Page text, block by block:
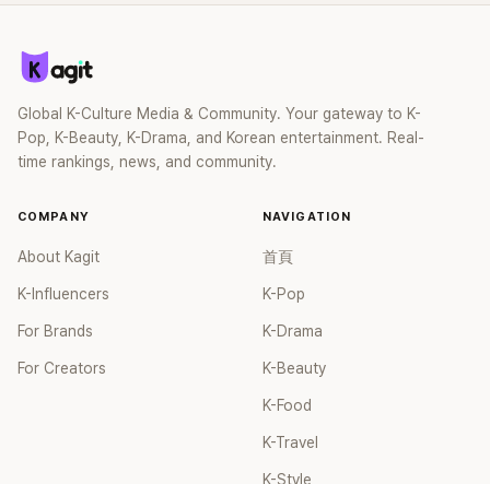
Global K-Culture Media & Community. Your gateway to K-
Pop, K-Beauty, K-Drama, and Korean entertainment. Real-
time rankings, news, and community.
COMPANY
About Kagit
K-Influencers
For Brands
For Creators
NAVIGATION
首頁
K-Pop
K-Drama
K-Beauty
K-Food
K-Travel
K-Style